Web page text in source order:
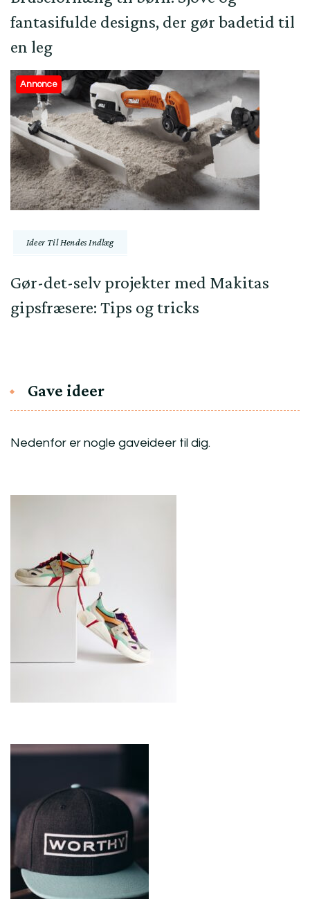
fantasifulde designs, der gør badetid til
en leg
Annonce
Ideer Til Hendes Indlæg
Gør-det-selv projekter med Makitas
gipsfræsere: Tips og tricks
Gave ideer
Nedenfor er nogle gaveideer til dig.